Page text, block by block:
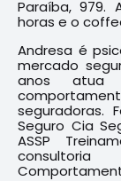
Paraíba, 979.
horas e o
Andresa é
mercado
anos atua
seguradoras.
Seguro Cia
ASSP